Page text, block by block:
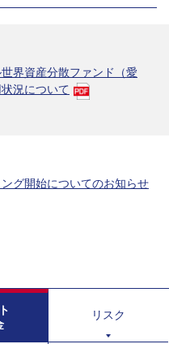
界資産分散ファンド（愛
況について
グ開始についてのお知らせ
リスク